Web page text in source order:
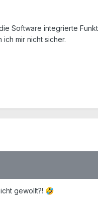
Software integrierte
mir nicht sicher.
gewollt?! 🤣